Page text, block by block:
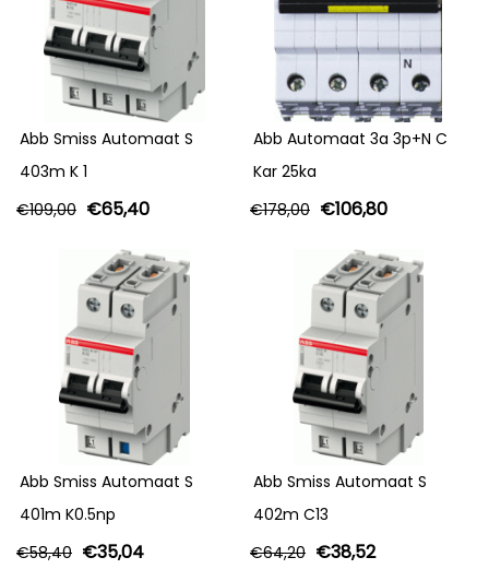
Abb Smiss Automaat S
403m K 1
€109,00 €65,40
Abb Automaat 3a 3p+N C
Kar 25ka
€178,00 €106,80
Abb Smiss Automaat S
401m K0.5np
€58,40 €35,04
Abb Smiss Automaat S
402m C13
€64,20 €38,52